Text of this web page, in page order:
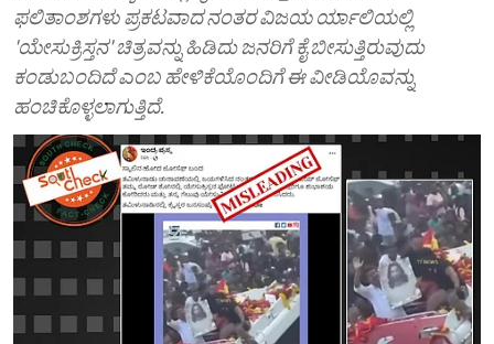
ಫಲಿತಾಂಶಗಳು ಪ್ರಕಟವಾದ ನಂತರ ವಿಜಯ ರ್ಯಾಲಿಯಲ್ಲಿ
'ಯೇಸುಕ್ರಿಸ್ತನ' ಚಿತ್ರವನ್ನು ಹಿಡಿದು ಜನರಿಗೆ ಕೈ ಬೀಸುತ್ತಿರುವುದು
ಕಂಡುಬಂದಿದೆ ಎಂಬ ಹೇಳಿಕೆಯೊಂದಿಗೆ ಈ ವೀಡಿಯೊವನ್ನು
ಹಂಚಿಕೊಳ್ಳಲಾಗುತ್ತಿದೆ.